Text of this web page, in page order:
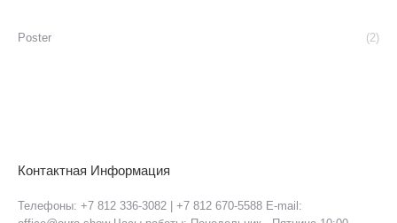
Poster (2)
Контактная Информация
Телефоны: +7 812 336-3082 | +7 812 670-5588 E-mail: